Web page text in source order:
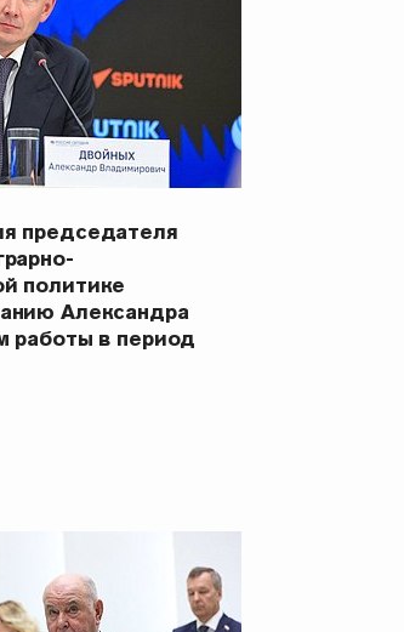
председателя
политике
Александра
работы в период